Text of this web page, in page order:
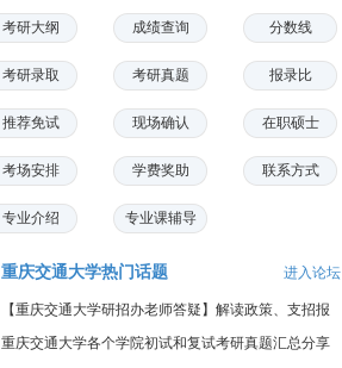
考研大纲 成绩查询 分数线
考研录取 考研真题 报录比
推荐免试 现场确认 在职硕士
考场安排 学费奖助 联系方式
专业介绍 专业课辅导
重庆交通大学热门话题 进入论坛
【重庆交通大学研招办老师答疑】解读政策、支招报
名
重庆交通大学各个学院初试和复试考研真题汇总分享